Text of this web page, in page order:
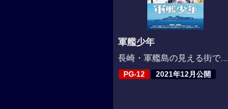
軍艦少年
長崎・軍艦島の見える街で...
PG-12 2021年12月公開